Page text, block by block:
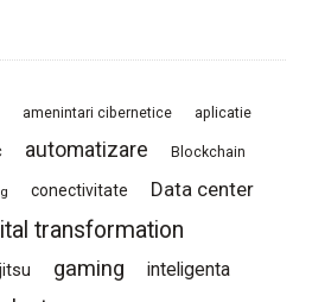
amenintari cibernetice aplicatie
automatizare Blockchain
conectivitate Data center
transformation
gaming
inteligenta